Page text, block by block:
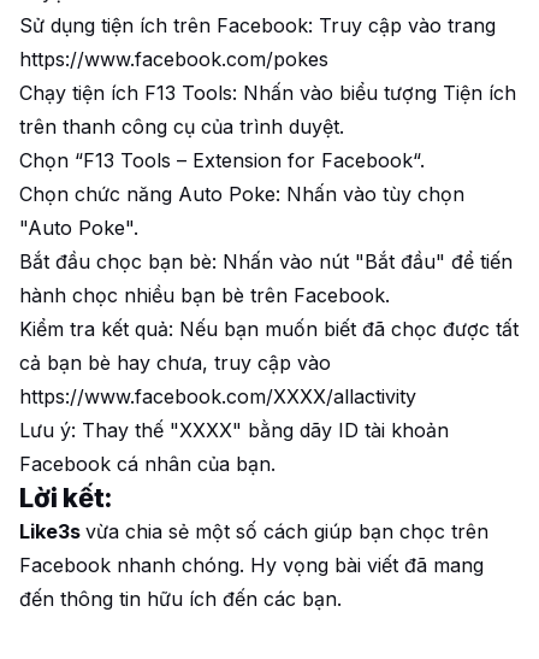
Sử dụng tiện ích trên Facebook: Truy cập vào trang
https://www.facebook.com/pokes
Chạy tiện ích F13 Tools: Nhấn vào biểu tượng Tiện ích
trên thanh công cụ của trình duyệt.
Chọn “F13 Tools – Extension for Facebook“.
Chọn chức năng Auto Poke: Nhấn vào tùy chọn
"Auto Poke".
Bắt đầu chọc bạn bè: Nhấn vào nút "Bắt đầu" để tiến
hành chọc nhiều bạn bè trên Facebook.
Kiểm tra kết quả: Nếu bạn muốn biết đã chọc được tất
cả bạn bè hay chưa, truy cập vào
https://www.facebook.com/XXXX/allactivity
Lưu ý: Thay thế "XXXX" bằng dãy ID tài khoản
Facebook cá nhân của bạn.
Lời kết:
Like3s vừa chia sẻ một số cách giúp bạn chọc trên
Facebook nhanh chóng. Hy vọng bài viết đã mang
đến thông tin hữu ích đến các bạn.